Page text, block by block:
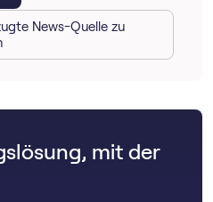
News-Quelle zu
mit der